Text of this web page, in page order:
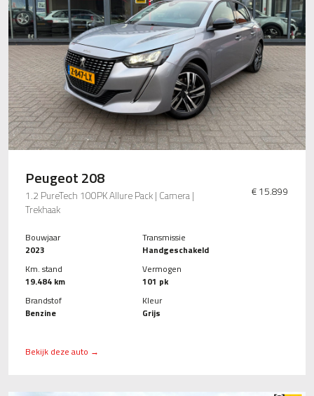
Peugeot 208
1.2 PureTech 100PK Allure Pack | Camera |
Trekhaak
€ 15.899
Bouwjaar
2023
Km. stand
19.484 km
Brandstof
Benzine
Transmissie
Handgeschakeld
Vermogen
101 pk
Kleur
Grijs
Bekijk deze auto →